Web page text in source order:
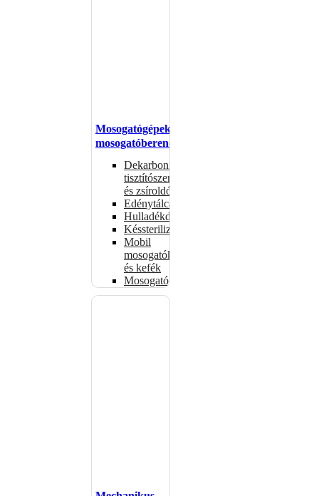
Mosogatógépek,
mosogatóberendezések
Dekarbonizáló
tisztítószerek
és zsíroldók
Edénytálcák
Hulladékdarálók
Késsterilizátorok
Mobil
mosogatók
és kefék
Mosogatógépkosarak